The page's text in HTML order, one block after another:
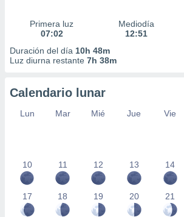
Primera luz
07:02
Mediodía
12:51
Duración del día 10h 48m
Luz diurna restante 7h 38m
Calendario lunar
Lun Mar Mié Jue Vie
10 11 12 13 14
17 18 19 20 21